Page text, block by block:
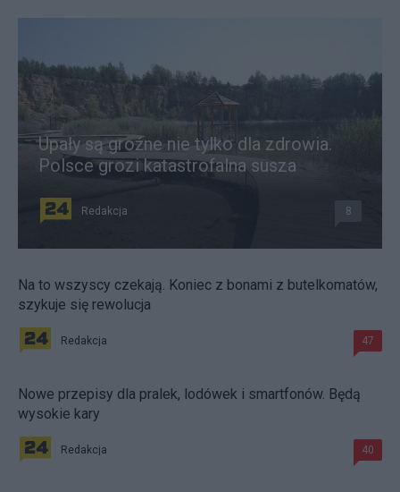
Upały są groźne nie tylko dla zdrowia.
Polsce grozi katastrofalna susza
Redakcja 8
Na to wszyscy czekają. Koniec z bonami z butelkomatów,
szykuje się rewolucja
Redakcja 47
Nowe przepisy dla pralek, lodówek i smartfonów. Będą
wysokie kary
Redakcja 40